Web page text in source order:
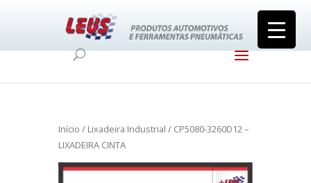
Início / Lixadeira Industrial / CP5080-3260D12 –
LIXADEIRA CINTA